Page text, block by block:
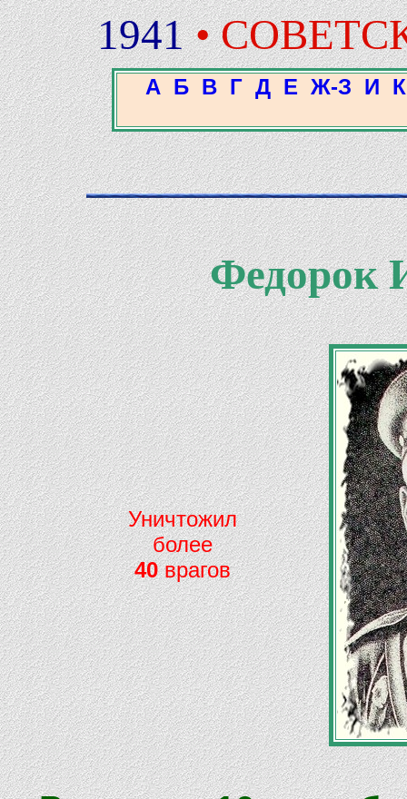
1941 •
А Б В Г Д Е Ж-З И К
Федорок
Уничтожил
более
40врагов